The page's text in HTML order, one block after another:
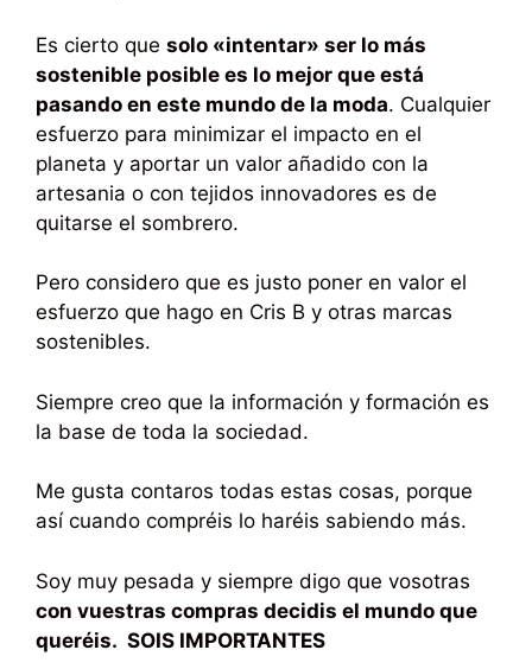
Es cierto que solo «intentar» ser lo más
sostenible posible es lo mejor que está
pasando en este mundo de la moda. Cualquier
esfuerzo para minimizar el impacto en el
planeta y aportar un valor añadido con la
artesania o con tejidos innovadores es de
quitarse el sombrero.
Pero considero que es justo poner en valor el
esfuerzo que hago en Cris B y otras marcas
sostenibles.
Siempre creo que la información y formación es
la base de toda la sociedad.
Me gusta contaros todas estas cosas, porque
así cuando compréis lo haréis sabiendo más.
Soy muy pesada y siempre digo que vosotras
con vuestras compras decidis el mundo que
queréis. SOIS IMPORTANTES